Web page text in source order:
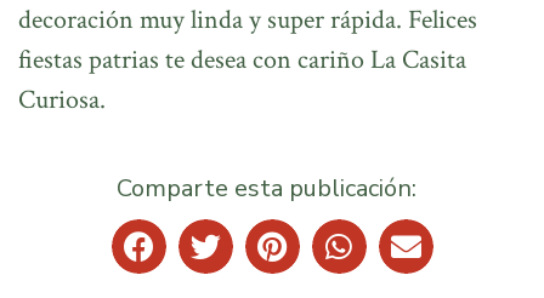
decoración muy linda y super rápida. Felices
fiestas patrias te desea con cariño La Casita
Curiosa.
Comparte esta publicación: